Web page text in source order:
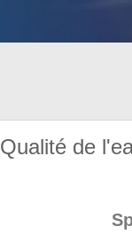
Qualité de